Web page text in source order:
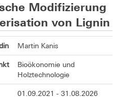
Modifizierung
von Lignin
Martin Kanis
Bioökonomie und
Holztechnologie
01.09.2021 - 31.08.2026